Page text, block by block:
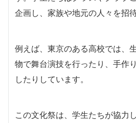
企画し、家族や地元の人々を招
例えば、東京のある高校では、
物で舞台演技を行ったり、手作
したりしています。
この文化祭は、学生たちが協力